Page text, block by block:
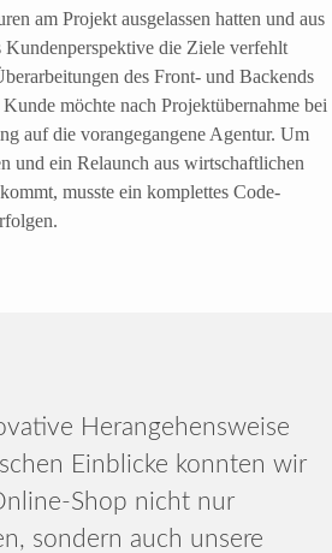
am Projekt ausgelassen hatten und aus
Kundenperspektive die Ziele verfehlt
des Front- und Backends
möchte nach Projektübernahme bei
auf die vorangegangene Agentur. Um
und ein Relaunch aus wirtschaftlichen
musste ein komplettes Code-
Herangehensweise
Einblicke konnten wir
Shop nicht nur
sondern auch unsere